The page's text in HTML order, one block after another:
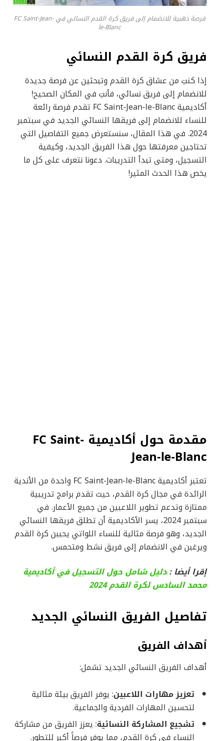
فرصة ذهبية للانضمام إلى فريق كرة القدم النسائي في FC Saint-Jean-
le-Blanc
فريق كرة القدم النسائي
إذا كنتِ من عشاق كرة القدم وتبحثين عن فرصة جديدة
للانضمام إلى فريق نسائي، فأنتِ في المكان الصحيح!
أكاديمية FC Saint-Jean-le-Blanc تقدم فرصة رائعة
للنساء للانضمام إلى فريقها النسائي الجديد في سبتمبر
2024. في هذا المقال، سنستعرض جميع التفاصيل التي
تحتاجين معرفتها حول هذا الفريق الجديد، وكيفية
التسجيل، ومتى تبدأ التدريبات. دعونا نتعرف على كل ما
يخص هذا الحدث المثير!
مقدمة حول أكاديمية FC Saint-
Jean-le-Blanc
تعتبر أكاديمية FC Saint-Jean-le-Blanc واحدة من الأندية
الرائدة في مجال كرة القدم، حيث تقدم برامج تدريبية
ممتازة وتدعم تطوير اللاعبين من جميع الأعمار. في
سبتمبر 2024، يسر الأكاديمية أن تطلق فريقها النسائي
الجديد، وهو فرصة مثالية للنساء اللواتي يحببن كرة القدم
ويرغبن في الانضمام إلى فريق نشط ومتحمس.
إقرا أيضا : دليل شامل حول التسجيل في أكاديمية
محمد السادس لكرة القدم 2024
تفاصيل الفريق النسائي الجديد
أهداف الفريق
أهداف الفريق النسائي الجديد تشمل:
تعزيز مهارات اللاعبين: يوفر الفريق بيئة مثالية
لتحسين المهارات الفردية والجماعية.
تشجيع المشاركة النسائية: يعزز الفريق من مشاركة
النساء في كرة القدم، مما يوفر فرصاً أكبر للتطور.